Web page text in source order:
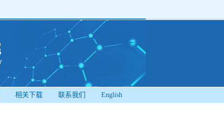
相关下载 联系我们 English